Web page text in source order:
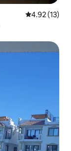
Calificación
4.92 (13)